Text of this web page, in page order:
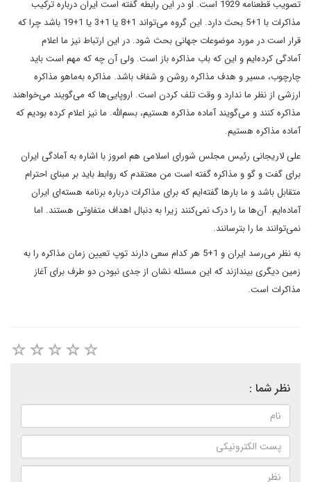
تصويب قطعنامه 1929 است. او در اين رابطه گفته است ايران درباره ترکيب
مذاکرات با 1+5 بحث دارد. اين گروه مى‌تواند 1+8 يا 1+3 يا 1+19 باشد چرا که
قرار است در مورد موضوعات جهانى بحث شود. در اين ارتباط نيز ما اعلام
آمادگىکرده‌ايم و اين که باب مذاکره باز است. ولى آن چه که مهم است بايد
چارچوب، مسير و هدف مذاکره روشن و شفاف باشد. مذاکره به‌ماهو مذاکره
ارزشى از نظر ما ندارد و وقتتلف کردن است. اروپايى‌ها که مى‌گويند مى‌خواهند
مذاکره کنند و مى‌گويند آماده مذاکره هستيم، بسم‌الله. ما نيز اعلام کرده بوديم که
آماده مذاکره هستيم.
على لاريجانى رئيس مجلس شوراى اسلامى ‌هم امروز با اشاره به آمادگى ايران
براى گفت و گو و مذاکره گفته است من معتقدم که روابط بايد بر مبناى احترام
متقابل باشد و ما بارها گفته‌ايم که براى مذاکرات درباره برنامه هسته‌اى ايران
آماده‌ايم. آن‌ها ما را درک نمى‌کنند زيرا به دنبال اهداف متفاوتى هستند. اما
نمى‌توانند ما را بترسانند.
به نظر مى‌رسد ايران و 1+5 هر کدام سعى دارند توپ تعيين زمان مذاکره را به
زمين ديگرى بيندازند که اين مسئله نشان از جدى نبودن دو طرف براى آغاز
مذاکرات است.
نظر شما :